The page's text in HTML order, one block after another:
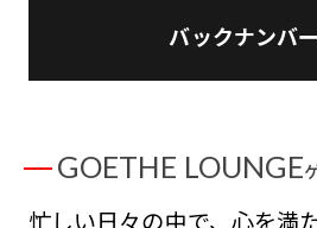
バックナンバ
GOETHE LOUNGE
忙しい日々の中で、心を満